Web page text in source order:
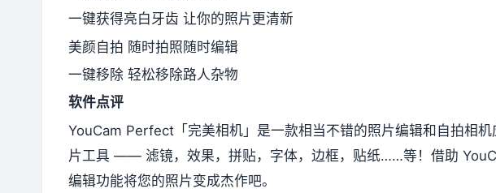
一键获得亮白牙齿 让你的照片更清新
美颜自拍 随时拍照随时编辑
一键移除 轻松移除路人杂物
软件点评
YouCam Perfect「完美相机」是一款相当不错的照片编辑和自拍相
片工具 —— 滤镜，效果，拼贴，字体，边框，贴纸……等！借助
编辑功能将您的照片变成杰作吧。